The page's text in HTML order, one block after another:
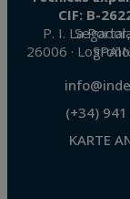
CIF: B-
P. I. La Portalada II, C/
26006 · Logroño (La Rioja) · SPAIN
(+34)
KARTE